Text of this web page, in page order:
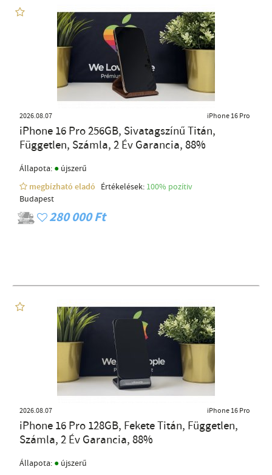
2026.08.07 iPhone 16 Pro
iPhone 16 Pro 256GB, Sivatagszínű Titán,
Független, Számla, 2 Év Garancia, 88%
Állapota: ● újszerű
megbízható eladó
Értékelések: 100% pozítiv
Budapest
280 000 Ft
2026.08.07 iPhone 16 Pro
iPhone 16 Pro 128GB, Fekete Titán, Független,
Számla, 2 Év Garancia, 88%
Állapota: ● újszerű